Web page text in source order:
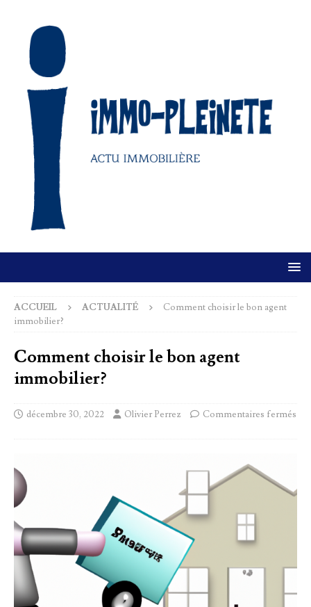
ACCUEIL ACTUALITÉ
Comment choisir le bon agent
immobilier?
Comment choisir le bon agent
immobilier?
décembre 30, 2022 Olivier Perrez Commentaires fermés